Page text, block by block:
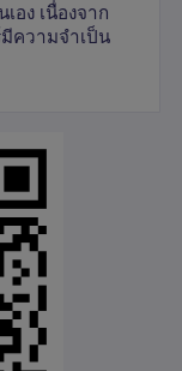
อง เนื่องจาก
ความจำเป็น